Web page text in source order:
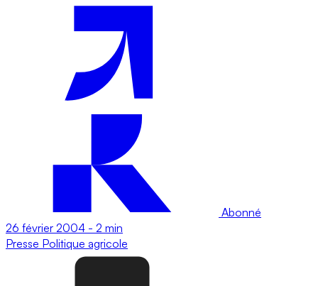
Abonné
26 février 2004 - 2 min
Presse Politique agricole